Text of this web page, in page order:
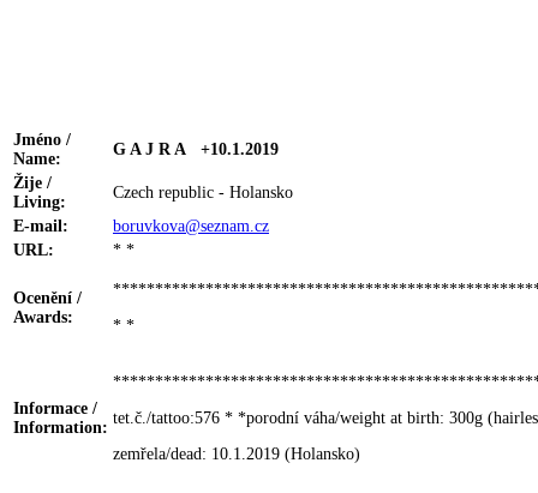
Jméno /
Name:
G A J R A +10.1.2019
Žije /
Living:
Czech republic - Holansko
E-mail:
boruvkova@seznam.cz
URL:
* *
Ocenění /
Awards:
* *
Informace /
Information:
tet.č./tattoo:576 * *porodní váha/weight at birth: 300g
zemřela/dead: 10.1.2019 (Holansko)